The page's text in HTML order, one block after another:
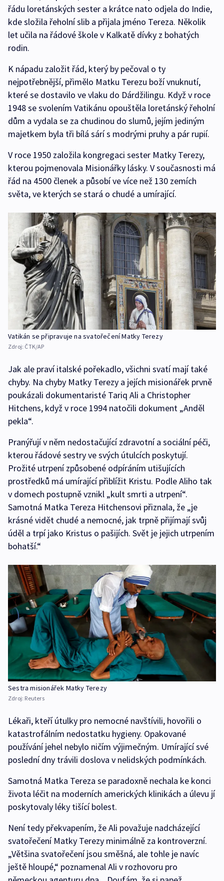
řádu loretánských sester a krátce nato odjela do Indie,
kde složila řeholní slib a přijala jméno Tereza. Několik
let učila na řádové škole v Kalkatě dívky z bohatých
rodin.
K nápadu založit řád, který by pečoval o ty
nejpotřebnější, přimělo Matku Terezu boží vnuknutí,
které se dostavilo ve vlaku do Dárdžilingu. Když v roce
1948 se svolením Vatikánu opouštěla loretánský řeholní
dům a vydala se za chudinou do slumů, jejím jediným
majetkem byla tři bílá sárí s modrými pruhy a pár rupií.
V roce 1950 založila kongregaci sester Matky Terezy,
kterou pojmenovala Misionářky lásky. V současnosti má
řád na 4500 členek a působí ve více než 130 zemích
světa, ve kterých se stará o chudé a umírající.
Vatikán se připravuje na svatořečení Matky Terezy
Zdroj: ČTK/AP
Jak ale praví italské pořekadlo, všichni svatí mají také
chyby. Na chyby Matky Terezy a jejích misionářek prvně
poukázali dokumentaristé Tariq Ali a Christopher
Hitchens, když v roce 1994 natočili dokument „Anděl
pekla“.
Pranýřují v něm nedostačující zdravotní a sociální péči,
kterou řádové sestry ve svých útulcích poskytují.
Prožité utrpení způsobené odpíráním utišujících
prostředků má umírající přiblížit Kristu. Podle Aliho tak
v domech postupně vznikl „kult smrti a utrpení“.
Samotná Matka Tereza Hitchensovi přiznala, že „je
krásné vidět chudé a nemocné, jak trpně přijímají svůj
úděl a trpí jako Kristus o pašijích. Svět je jejich utrpením
bohatší.“
Sestra misionářek Matky Terezy
Zdroj: Reuters
Lékaři, kteří útulky pro nemocné navštívili, hovořili o
katastrofálním nedostatku hygieny. Opakované
používání jehel nebylo ničím výjimečným. Umírající své
poslední dny trávili doslova v nelidských podmínkách.
Samotná Matka Tereza se paradoxně nechala ke konci
života léčit na moderních amerických klinikách a úlevu jí
poskytovaly léky tišící bolest.
Není tedy překvapením, že Ali považuje nadcházející
svatořečení Matky Terezy minimálně za kontroverzní.
„Většina svatořečení jsou směšná, ale tohle je navíc
ještě hloupé,“ poznamenal Ali v rozhovoru pro